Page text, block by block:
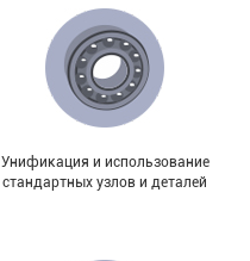
Унификация и использование
стандартных узлов и деталей